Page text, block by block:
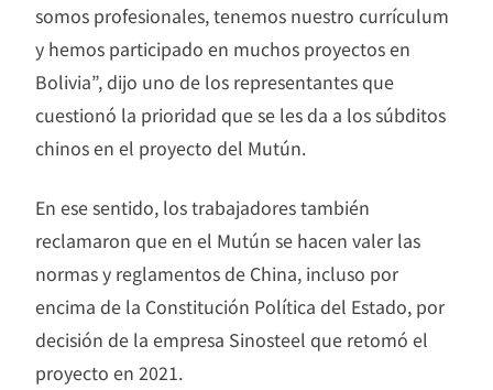
somos profesionales, tenemos nuestro currículum
y hemos participado en muchos proyectos en
Bolivia”, dijo uno de los representantes que
cuestionó la prioridad que se les da a los súbditos
chinos en el proyecto del Mutún.
En ese sentido, los trabajadores también
reclamaron que en el Mutún se hacen valer las
normas y reglamentos de China, incluso por
encima de la Constitución Política del Estado, por
decisión de la empresa Sinosteel que retomó el
proyecto en 2021.